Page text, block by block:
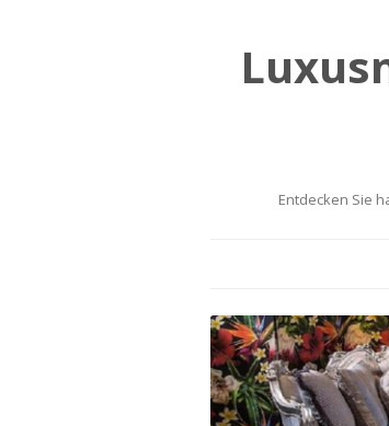
Entdecken Sie